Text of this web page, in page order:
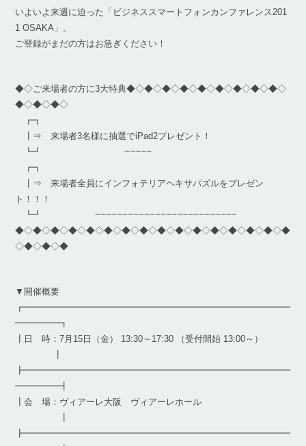
いよいよ来週に迫った「ビジネススマートフォンカンファレンス201
1 OSAKA」。
ご登録がまだの方はお急ぎください！
◆◇ご来場者の方に3大特典◆◇◆◇◆◇◆◇◆◇◆◇◆◇◆◇◆◇
◆◇◆◇◆◇
┏┓
┃⇒ 来場者3名様に抽選でiPad2プレゼント！
┗┛ ~~~~~
┏┓
┃⇒ 来場者全員にインフォテリアヘキサパズルをプレゼン
ト！！！
┗┛ ~~~~~~~~~~~~~~~~~~~~~~~~~~
◆◇◆◇◆◇◆◇◆◇◆◇◆◇◆◇◆◇◆◇◆◇◆◇◆◇◆◇◆◇◆
◇◆◇◆◇◆
▼開催概要
┏━━━━━━━━━━━━━━━━━━━━━━━━━━━━━━
━━━━━┓
┃日 時：7月15日（金） 13:30～17:30 （受付開始 13:00～）
┣━━━━━━━━━━━━━━━━━━━━━━━━━━━━━━
━━━━━┫
┃会 場：ヴィアーレ大阪 ヴィアーレホール
┣━━━━━━━━━━━━━━━━━━━━━━━━━━━━━━